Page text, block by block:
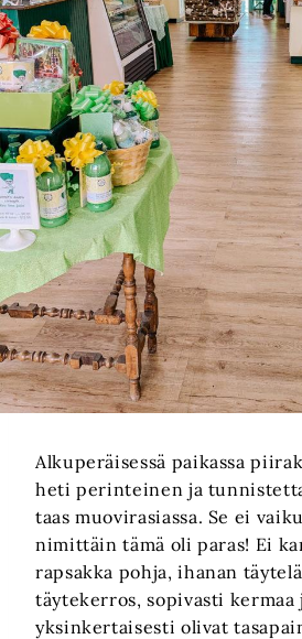
Alkuperäisessä paikassa
heti perinteinen ja
taas muovirasiassa. Se ei
nimittäin tämä oli paras! Ei
rapsakka pohja, ihanan
täytekerros, sopivasti kermaa
yksinkertaisesti olivat